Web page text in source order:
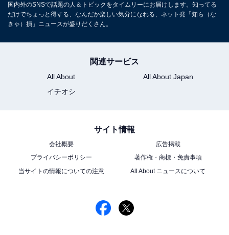
国内外のSNSで話題の人＆トピックをタイムリーにお届けします。知ってる
だけでちょっと得する、なんだか楽しい気分になれる、ネット発「知ら（な
きゃ）損」ニュースが盛りだくさん。
関連サービス
All About
All About Japan
イチオシ
サイト情報
会社概要
広告掲載
プライバシーポリシー
著作権・商標・免責事項
当サイトの情報についての注意
All About ニュースについて